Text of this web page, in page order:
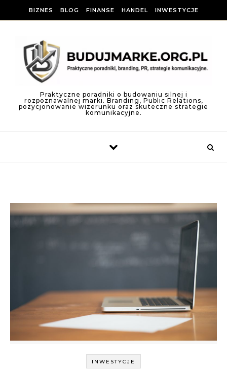
BIZNES BLOG FINANSE HANDEL INWESTYCJE
Praktyczne poradniki o budowaniu silnej i
rozpoznawalnej marki. Branding, Public Relations,
pozycjonowanie wizerunku oraz skuteczne strategie
komunikacyjne.
INWESTYCJE